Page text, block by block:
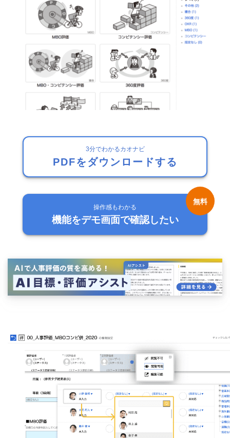
3分でわかるカオナビ
PDFをダウンロードする
操作感もわかる
機能をデモ画面で確認したい